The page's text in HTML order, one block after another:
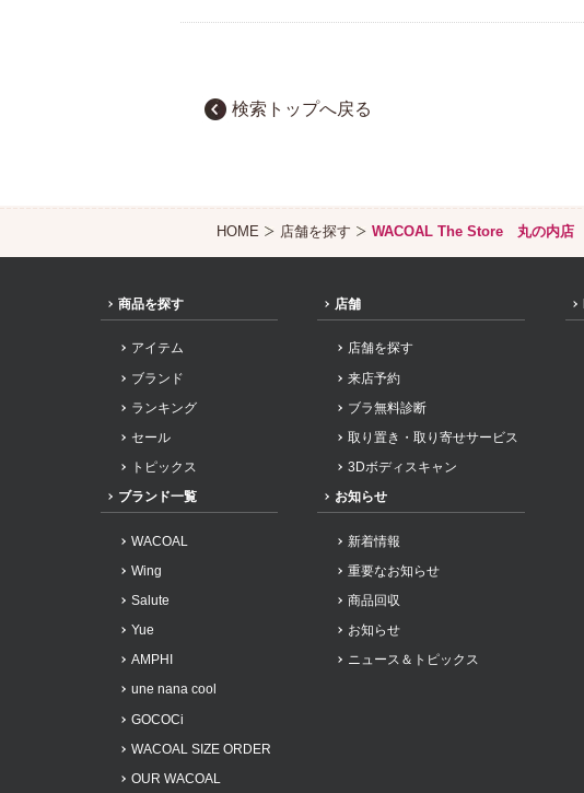
検索トップへ戻る
HOME 店舗を探す WACOAL The Store 丸の内店
商品を探す
アイテム
ブランド
ランキング
セール
トピックス
ブランド一覧
WACOAL
Wing
Salute
Yue
AMPHI
une nana cool
GOCOCi
WACOAL SIZE ORDER
OUR WACOAL
店舗
店舗を探す
来店予約
ブラ無料診断
取り置き・取り寄せサービス
3Dボディスキャン
お知らせ
新着情報
重要なお知らせ
商品回収
お知らせ
ニュース＆トピックス